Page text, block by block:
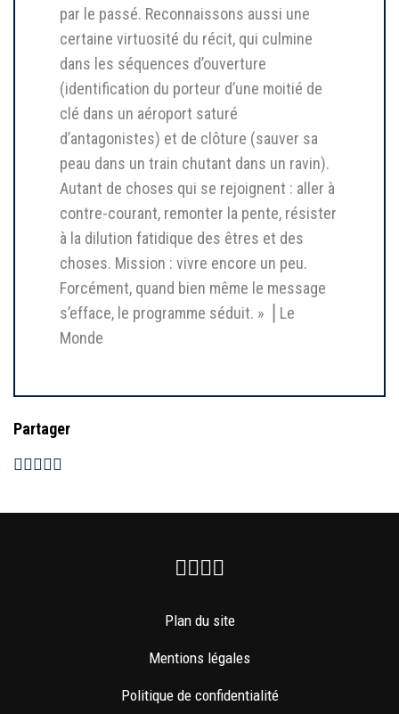
par le passé. Reconnaissons aussi une
certaine virtuosité du récit, qui culmine
dans les séquences d’ouverture
(identification du porteur d’une moitié de
clé dans un aéroport saturé
d’antagonistes) et de clôture (sauver sa
peau dans un train chutant dans un ravin).
Autant de choses qui se rejoignent : aller à
contre-courant, remonter la pente, résister
à la dilution fatidique des êtres et des
choses. Mission : vivre encore un peu.
Forcément, quand bien même le message
s’efface, le programme séduit. » ⎥ Le
Monde
Partager
Facebook
Instagram
Youtube
Plan du site
Mentions légales
Politique de confidentialité